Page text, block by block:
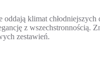
oddają klimat
z wszechstronnością.
zestawień.